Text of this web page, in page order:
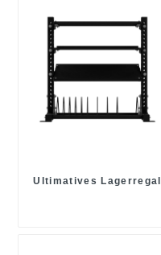
Ultimatives Lagerregal